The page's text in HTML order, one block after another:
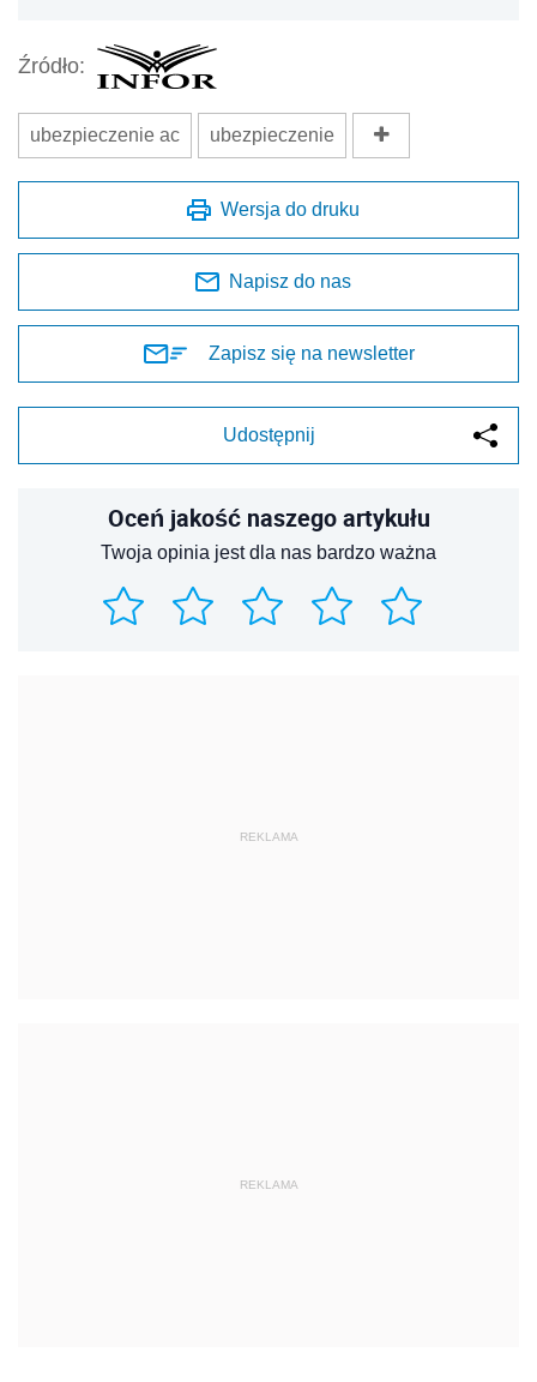
Źródło:
ubezpieczenie ac ubezpieczenie
Wersja do druku
Napisz do nas
Zapisz się na newsletter
Udostępnij
Oceń jakość naszego artykułu
Twoja opinia jest dla nas bardzo ważna
REKLAMA
REKLAMA